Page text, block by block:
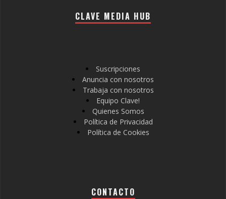
CLAVE MEDIA HUB
Suscripciones
Anuncia con nosotros
Trabaja con nosotros
Equipo Clave!
Quienes Somos
Política de Privacidad
Política de Cookies
CONTACTO